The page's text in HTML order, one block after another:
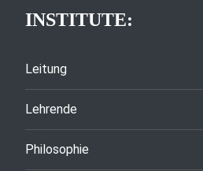
INSTITUTE:
Leitung
Lehrende
Philosophie